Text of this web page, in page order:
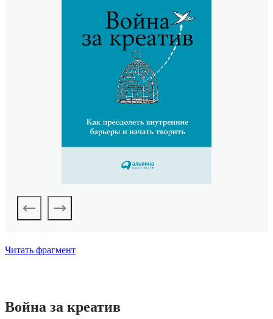
Читать фрагмент
Война за креатив